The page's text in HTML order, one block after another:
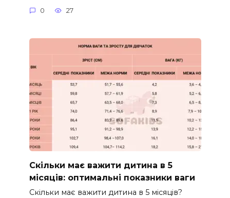
0 27
Скільки має важити дитина в 5
місяців: оптимальні показники ваги
Скільки має важити дитина в 5 місяців?